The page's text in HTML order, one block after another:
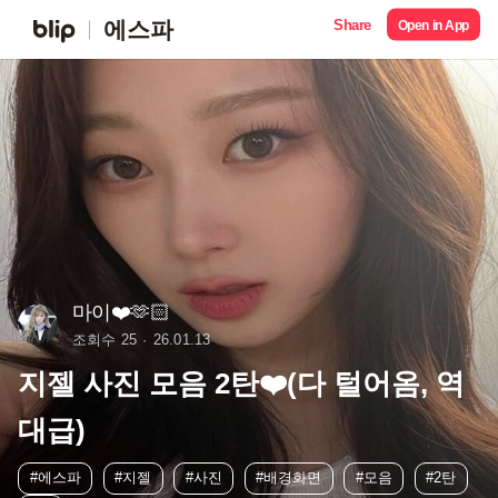
에스파 Share Open in App
마이❤️🫶🏻
조회수 25 26.01.13
지젤 사진 모음 2탄❤️(다 털어옴, 역
대급)
#에스파 #지젤 #사진 #배경화면 #모음 #2탄